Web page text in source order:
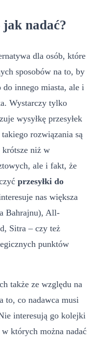
nadać?
dla osób, które
sposobów na to, by
innego miasta, ale i
Wystarczy tylko
wysyłkę przesyłek
rozwiązania są
niż w
ale i fakt, że
przesyłki do
nas większa
Bahrajnu), All-
Sitra – czy też
punktów
także ze względu na
to, co nadawca musi
interesują go kolejki
których można nadać